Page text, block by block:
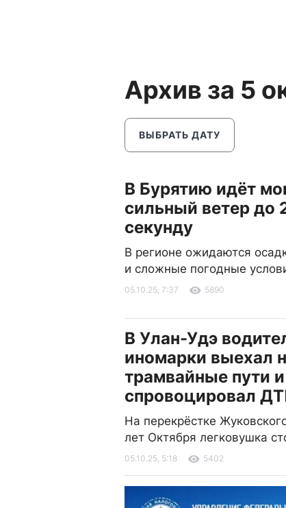
Архив за 5
ВЫБРАТЬ ДАТУ
В Бурятию идёт
сильный ветер до
секунду
В регионе ожидаются
и сложные погодные
05.10.25, 7:37 5890
В Улан-Удэ
иномарки выехал
трамвайные пути и
спровоцировал
На перекрёстке
лет Октября легковушка
05.10.25, 5:18 5402